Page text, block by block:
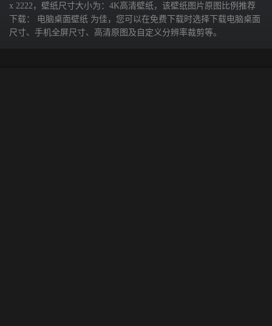
x 2222，壁纸尺寸大小为：4K高清壁纸，该壁纸图片原图比例推荐
下载： 电脑桌面壁纸 为佳，您可以在免费下载时选择下载电脑桌面
尺寸、手机全屏尺寸、高清原图及自定义分辨率裁剪等。